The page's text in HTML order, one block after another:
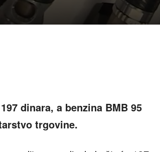
dinara, a benzina BMB 95
trgovine.